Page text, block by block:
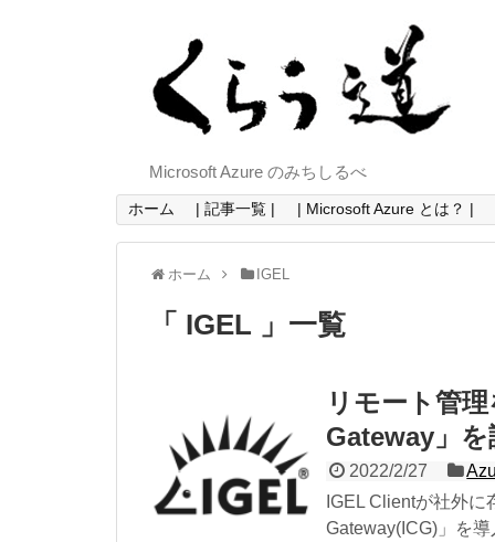
Microsoft Azure のみちしるべ
ホーム | 記事一覧 | | Microsoft Azure とは？ |
ホーム IGEL
「 IGEL 」一覧
リモート管
Gateway」を
2022/2/27
IGEL Clientが社外
Gateway(ICG)」を